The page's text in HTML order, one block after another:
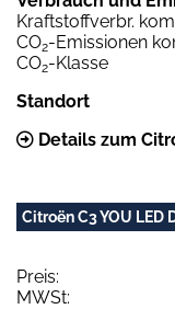
Kraftstoffverbr.
CO2-Emissionen
CO2-Klasse
Standort
Details zum
Citroën C3 YOU LED
Preis:
MWSt: